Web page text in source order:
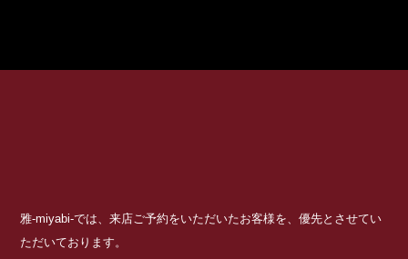
雅-miyabi-では、来店ご予約をいただいたお客様を、優先とさせてい
ただいております。